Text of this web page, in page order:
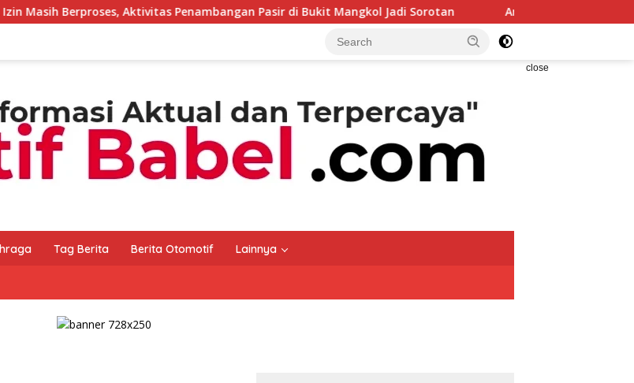
Penambangan Pasir di Bukit Mangkol Jadi Sorotan Anak Petani Asal Bangka Belitung Lolos
close
Tag Berita Berita Otomotif Lainnya